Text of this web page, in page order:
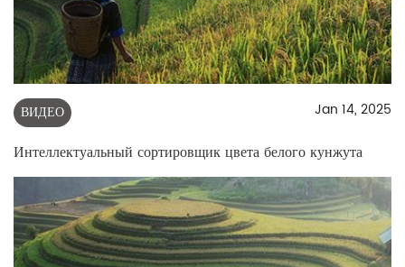
ВИДЕО Jan 14, 2025
Интеллектуальный сортировщик цвета белого кунжута